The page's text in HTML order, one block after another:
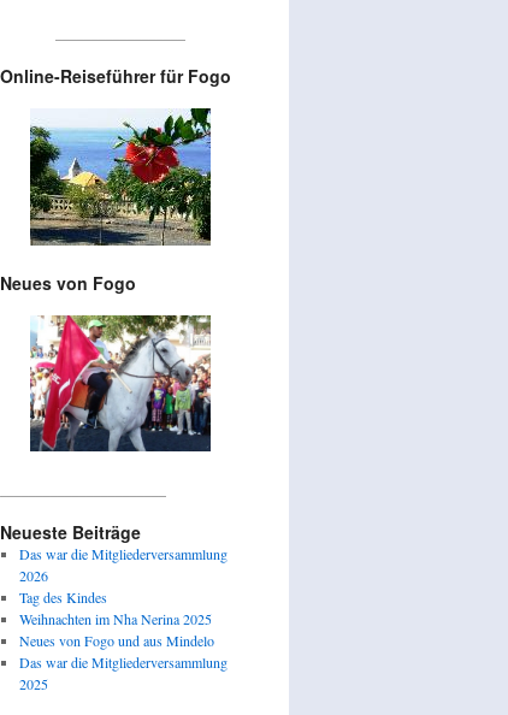
Online-Reiseführer für Fogo
Neues von Fogo
Neueste Beiträge
Das war die Mitgliederversammlung
2026
Tag des Kindes
Weihnachten im Nha Nerina 2025
Neues von Fogo und aus Mindelo
Das war die Mitgliederversammlung
2025